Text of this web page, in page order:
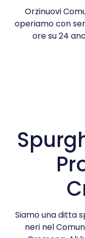
Orzinuovi
operiamo con
ore su 24
Siamo una ditta
neri nel